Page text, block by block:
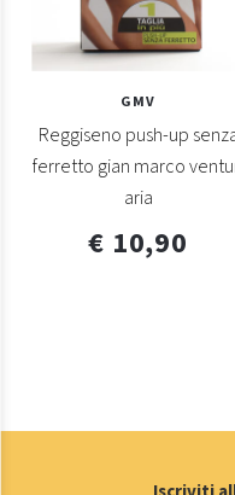
GMV
Reggiseno push-up
ferretto gian marco
aria
€ 10,90